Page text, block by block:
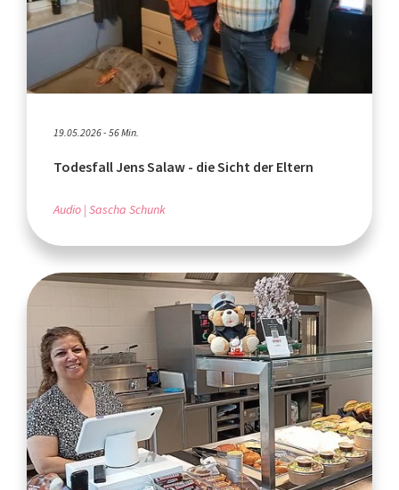
19.05.2026 - 56 Min.
Todesfall Jens Salaw - die Sicht der Eltern
Audio Sascha Schunk